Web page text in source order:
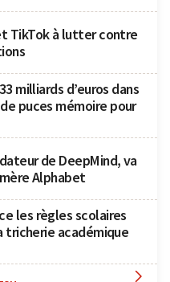
TikTok à lutter contre
milliards d’euros dans
puces mémoire pour
de DeepMind, va
Alphabet
les règles scolaires
académique
